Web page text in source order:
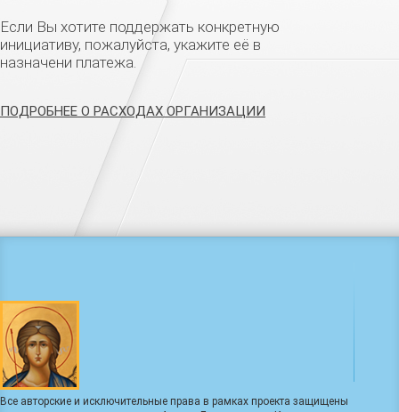
Если Вы хотите поддержать конкретную
инициативу, пожалуйста, укажите её в
назначени платежа.
ПОДРОБНЕЕ О РАСХОДАХ ОРГАНИЗАЦИИ
Все авторские и исключительные права в рамках проекта защищены